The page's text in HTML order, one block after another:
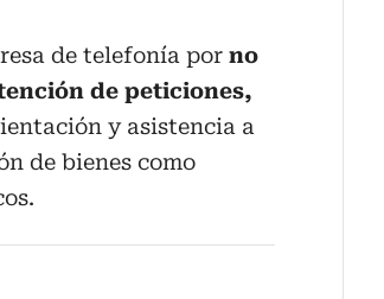
de telefonía por no
de peticiones,
y asistencia a
de bienes como